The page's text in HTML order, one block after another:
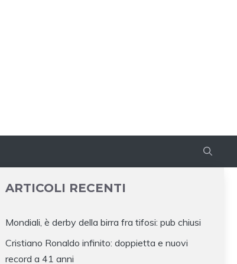
ARTICOLI RECENTI
Mondiali, è derby della birra fra tifosi: pub chiusi
Cristiano Ronaldo infinito: doppietta e nuovi
record a 41 anni